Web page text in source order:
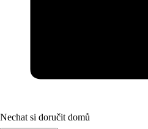
Nechat si doručit domů